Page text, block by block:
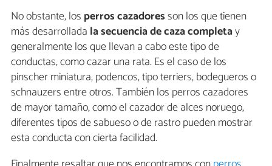
No obstante, los perros cazadoresson los que tienen
más desarrollada la secuencia de caza completay
generalmente los que llevan a cabo este tipo de
conductas, como cazar una rata. Es el caso de los
pinscher miniatura, podencos, tipo terriers, bodegueros o
schnauzers entre otros. También los perros cazadores
de mayor tamaño, como el cazador de alces noruego,
diferentes tipos de sabueso o de rastro pueden mostrar
esta conducta con cierta facilidad.